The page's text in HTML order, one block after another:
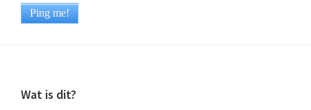
Footer
Wat is dit?